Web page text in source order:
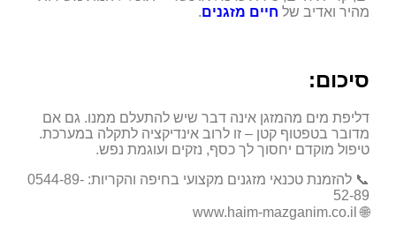
מהיר ואדיב של חיים מזגנים.
סיכום:
דליפת מים מהמזגן אינה דבר שיש להתעלם ממנו. גם אם
מדובר בטפטוף קטן – זו לרוב אינדיקציה לתקלה במערכת.
טיפול מוקדם יחסוך לך כסף, נזקים ועוגמת נפש.
📞 להזמנת טכנאי מזגנים מקצועי בחיפה והקריות: 0544-89-
52-89
🌐 www.haim-mazganim.co.il